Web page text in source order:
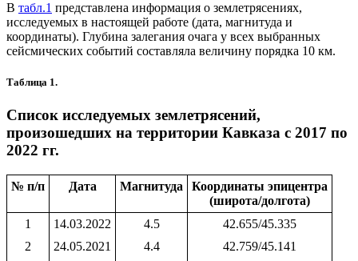
В табл.1 представлена информация о землетрясениях,
исследуемых в настоящей работе (дата, магнитуда и
координаты). Глубина залегания очага у всех выбранных
сейсмических событий составляла величину порядка 10 км.
Таблица 1.
Список исследуемых землетрясений,
произошедших на территории Кавказа с 2017 по
2022 гг.
№ п/п Дата Магнитуда
Координаты эпицентра
(широта/долгота)
1
14.03.2022 4.5
42.655/45.335
2
24.05.2021 4.4
42.759/45.141